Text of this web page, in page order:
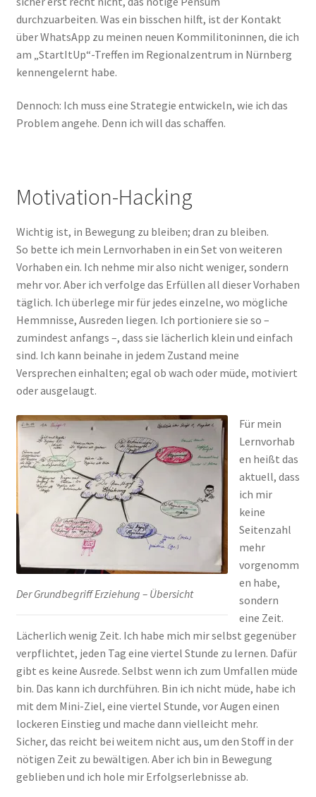
durchzuarbeiten. Was ein bisschen hilft, ist der Kontakt
über WhatsApp zu meinen neuen Kommilitoninnen, die ich
am „StartItUp“-Treffen im Regionalzentrum in Nürnberg
kennengelernt habe.
Dennoch: Ich muss eine Strategie entwickeln, wie ich das
Problem angehe. Denn ich will das schaffen.
Motivation-Hacking
Wichtig ist, in Bewegung zu bleiben; dran zu bleiben.
So bette ich mein Lernvorhaben in ein Set von weiteren
Vorhaben ein. Ich nehme mir also nicht weniger, sondern
mehr vor. Aber ich verfolge das Erfüllen all dieser Vorhaben
täglich. Ich überlege mir für jedes einzelne, wo mögliche
Hemmnisse, Ausreden liegen. Ich portioniere sie so –
zumindest anfangs –, dass sie lächerlich klein und einfach
sind. Ich kann beinahe in jedem Zustand meine
Versprechen einhalten; egal ob wach oder müde, motiviert
oder ausgelaugt.
Der Grundbegriff Erziehung – Übersicht
Für mein
Lernvorhab
en heißt das
aktuell, dass
ich mir
keine
Seitenzahl
mehr
vorgenomm
en habe,
sondern
eine Zeit.
Lächerlich wenig Zeit. Ich habe mich mir selbst gegenüber
verpflichtet, jeden Tag eine viertel Stunde zu lernen. Dafür
gibt es keine Ausrede. Selbst wenn ich zum Umfallen müde
bin. Das kann ich durchführen. Bin ich nicht müde, habe ich
mit dem Mini-Ziel, eine viertel Stunde, vor Augen einen
lockeren Einstieg und mache dann vielleicht mehr.
Sicher, das reicht bei weitem nicht aus, um den Stoff in der
nötigen Zeit zu bewältigen. Aber ich bin in Bewegung
geblieben und ich hole mir Erfolgserlebnisse ab.